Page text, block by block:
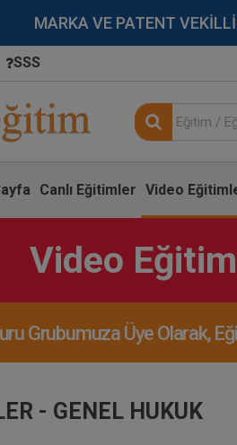
MARKA VE PATENT
SSS
Canlı Eğitimler Video
Video
Grubumuza Üye Olarak,
- GENEL HUKUK